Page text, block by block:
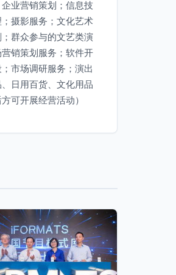
业营销策划；信息技
摄影服务；文化艺术
群众参与的文艺类演
销策划服务；软件开
市场调研服务；演出
日用百货、文化用品
可开展经营活动）